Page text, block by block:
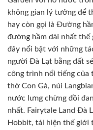
không gian lý tưởng để
hay còn gọi là Đường
đường hầm dài nhất thế
đây nổi bật với những
người Đà Lạt bằng đất
công trình nổi tiếng của
thờ Con Gà, núi
nước lưng chừng đồi
nhất. Fairytale Land Đà
Hobbit, tái hiện thế giới